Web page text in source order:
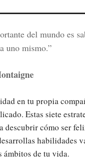
del mundo es
uno mismo.”
en tu propia
Estas siete
descubrir cómo ser
habilidades
ámbitos de tu vida.